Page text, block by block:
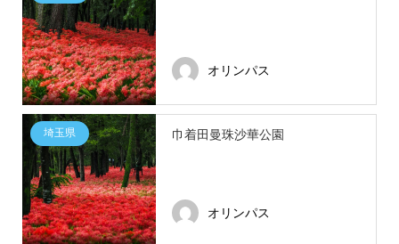
オリンパス
埼玉県 巾着田曼珠沙華公園
オリンパス